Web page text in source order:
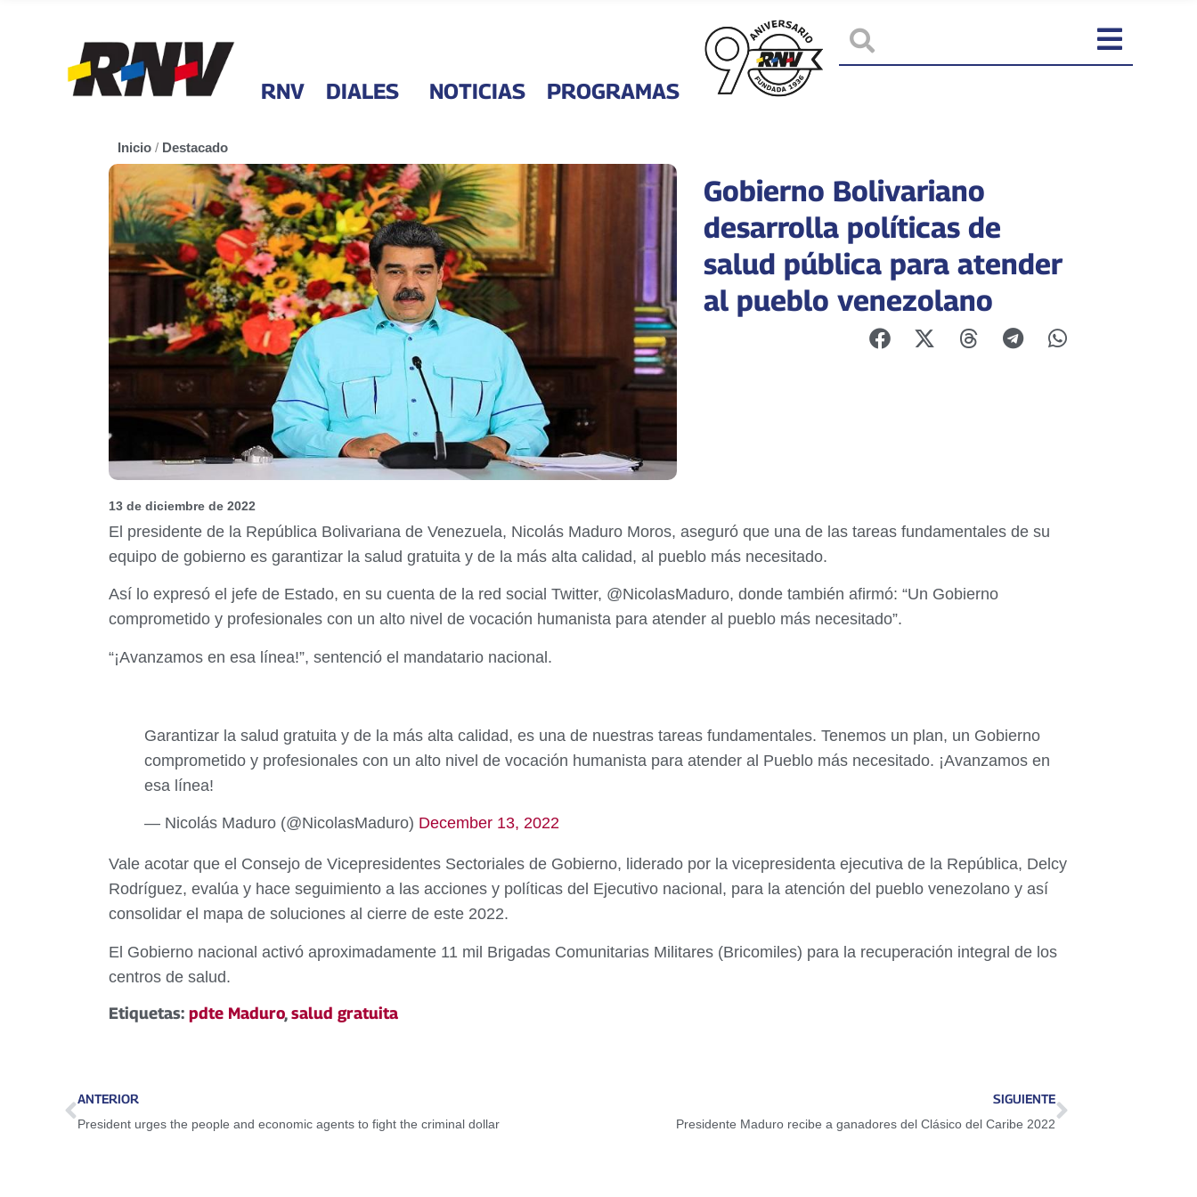
RNV DIALES NOTICIAS PROGRAMAS
Inicio / Destacado
Gobierno Bolivariano
desarrolla políticas de
salud pública para atender
al pueblo venezolano
13 de diciembre de 2022
El presidente de la República Bolivariana de Venezuela, Nicolás Maduro Moros, aseguró que una de las tareas fundamentales de su
equipo de gobierno es garantizar la salud gratuita y de la más alta calidad, al pueblo más necesitado.
Así lo expresó el jefe de Estado, en su cuenta de la red social Twitter, @NicolasMaduro, donde también afirmó: “Un Gobierno
comprometido y profesionales con un alto nivel de vocación humanista para atender al pueblo más necesitado”.
“¡Avanzamos en esa línea!”, sentenció el mandatario nacional.
Garantizar la salud gratuita y de la más alta calidad, es una de nuestras tareas fundamentales. Tenemos un plan, un Gobierno
comprometido y profesionales con un alto nivel de vocación humanista para atender al Pueblo más necesitado. ¡Avanzamos en
esa línea!
— Nicolás Maduro (@NicolasMaduro) December 13, 2022
Vale acotar que el Consejo de Vicepresidentes Sectoriales de Gobierno, liderado por la vicepresidenta ejecutiva de la República, Delcy
Rodríguez, evalúa y hace seguimiento a las acciones y políticas del Ejecutivo nacional, para la atención del pueblo venezolano y así
consolidar el mapa de soluciones al cierre de este 2022.
El Gobierno nacional activó aproximadamente 11 mil Brigadas Comunitarias Militares (Bricomiles) para la recuperación integral de los
centros de salud.
Etiquetas: pdte Maduro,salud gratuita
ANTERIOR
President urges the people and economic agents to fight the criminal dollar
SIGUIENTE
Presidente Maduro recibe a ganadores del Clásico del Caribe 2022